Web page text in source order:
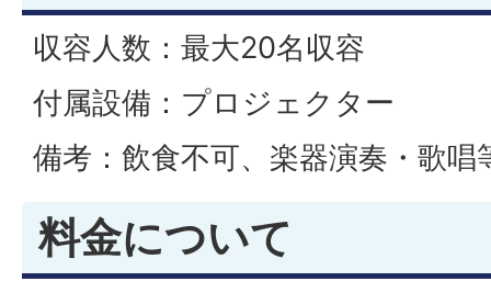
収容人数：最大20名収容
付属設備：プロジェクター
備考：飲食不可、楽器演奏・歌
料金について